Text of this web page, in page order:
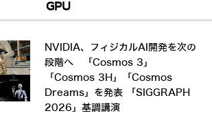
GPU
NVIDIA、フィジカルAI開発を次の
段階へ 「Cosmos 3」
「Cosmos 3H」「Cosmos
Dreams」を発表 「SIGGRAPH
2026」基調講演